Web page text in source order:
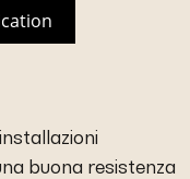
buona resistenza